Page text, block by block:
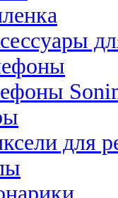
для